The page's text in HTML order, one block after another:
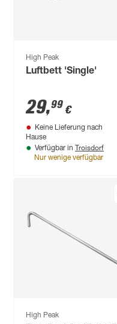
High Peak
Luftbett 'Single'
29,99 €
Keine Lieferung nach
Hause
Verfügbar in Troisdorf
Nur wenige verfügbar
High Peak